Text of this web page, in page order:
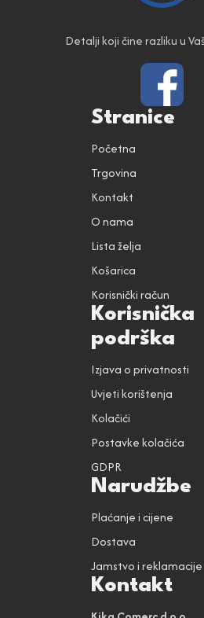
Detalji koji čine razliku u
Stranice
Početna
Trgovina
Kontakt
O nama
Lista želja
Košarica
Korisnički račun
Korisnička
podrška
Izjava o privatnosti
Uvjeti korištenja
Kolačići
Postavke kolačića
GDPR
Narudžbe
Plaćanje i cijene
Dostava
Jamstvo i reklamacije
Kontakt